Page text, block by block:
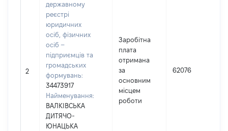
2
державному
реєстрі
юридичних
осіб, фізичних
осіб –
підприємців та
громадських
формувань:
34473917
Найменування:
ВАЛКІВСЬКА
ДИТЯЧО-
ЮНАЦЬКА
Заробітна
плата
отримана
за
основним
місцем
роботи
62076